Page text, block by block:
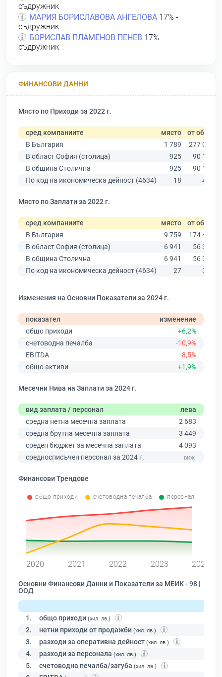
съдружник
МАРИЯ БОРИСЛАВОВА АНГЕЛОВА 17% -
съдружник
БОРИСЛАВ ПЛАМЕНОВ ПЕНЕВ 17% -
съдружник
ФИНАНСОВИ ДАННИ
Място по Приходи за 2022 г.
сред компаниите място от общо
В България
1 789
277 019
В област София (столица)
925
90 178
В община Столична
925
90 178
По код на икономическа дейност (4634)
18 493
Място по Заплати за 2022 г.
сред компаниите място от общо
В България
9 759
174 403
В област София (столица)
6 941
56 378
В община Столична
6 941
56 378
По код на икономическа дейност (4634)
27 358
Изменения на Основни Показатели за 2024 г.
показател
изменение
общо приходи
+6,2%
счетоводна печалба
-10,9%
EBITDA
-8,5%
общо активи
+1,9%
Месечни Нива на Заплати за 2024 г.
вид заплата / персонал
лева
средна нетна месечна заплата
2 683
средна брутна месечна заплата
3 449
среден бюджет за месечна заплата
4 093
средносписъчен персонал за 2024 г.
Финансови Трендове
общо приходи счетоводна печалба персонал
2020 2021 2022 2023 2024
Основни Финансови Данни и Показатели за МЕИК - 98 |
ООД
1. общо приходи (хил. лв.)
2. нетни приходи от продажби (хил. лв.)
3. разходи за оперативна дейност (хил. лв.)
4. разходи за персонала (хил. лв.)
5. счетоводна печалба/загуба (хил. лв.)